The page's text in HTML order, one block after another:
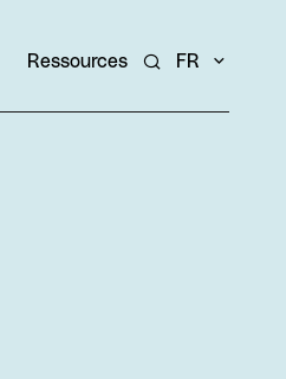
Ressources Rechercher un
FR